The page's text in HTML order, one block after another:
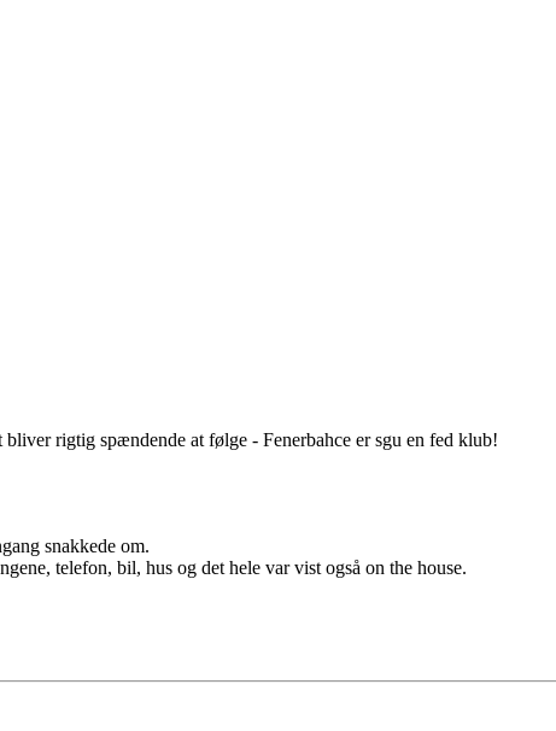
rigtig spændende at følge - Fenerbahce er sgu en fed klub!
snakkede om.
telefon, bil, hus og det hele var vist også on the house.